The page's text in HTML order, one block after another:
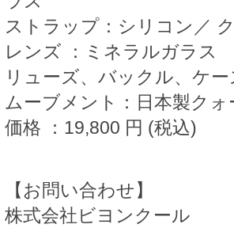
ストラップ：シリコン／
レンズ ：ミネラルガラス
リューズ、バックル、ケ
ムーブメント：日本製ク
価格 ：19,800 円 (税込)
【お問い合わせ】
株式会社ビヨンクール